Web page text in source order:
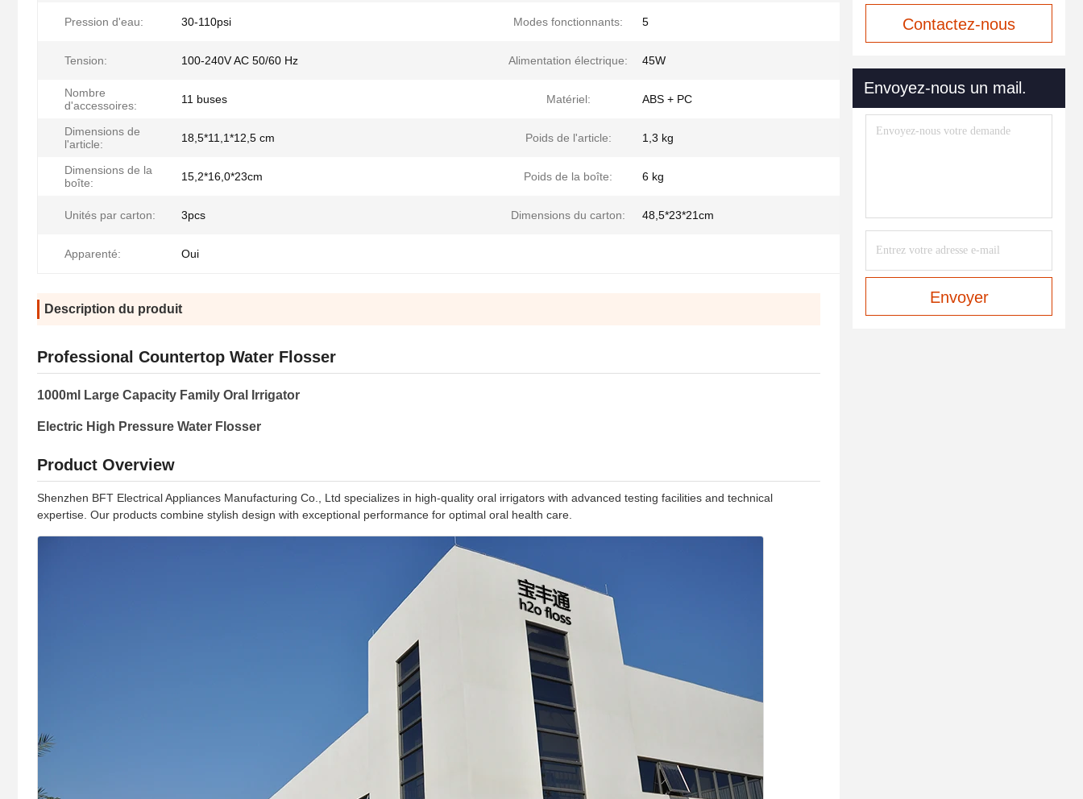
Pression d'eau: 30-110psi Modes fonctionnants: 5
Tension: 100-240V AC 50/60 Hz Alimentation électrique: 45W
Nombre
d'accessoires:
11 buses Matériel: ABS + PC
Dimensions de
l'article:
18,5*11,1*12,5 cm Poids de l'article: 1,3 kg
Dimensions de la
boîte:
15,2*16,0*23cm Poids de la boîte: 6 kg
Unités par carton: 3pcs Dimensions du carton: 48,5*23*21cm
Apparenté: Oui
Description du produit
Professional Countertop Water Flosser
1000ml Large Capacity Family Oral Irrigator
Electric High Pressure Water Flosser
Product Overview
Shenzhen BFT Electrical Appliances Manufacturing Co., Ltd specializes in high-quality oral irrigators with advanced testing facilities and technical
expertise. Our products combine stylish design with exceptional performance for optimal oral health care.
Contactez-nous
Envoyez-nous un mail.
Envoyer